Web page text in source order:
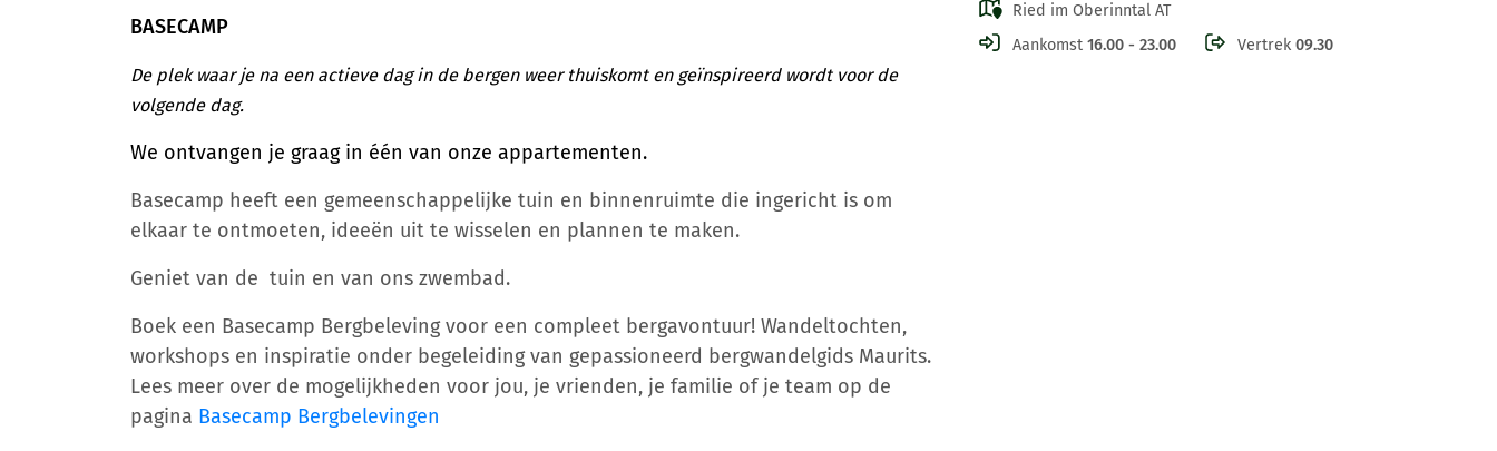
BASECAMP
De plek waar je na een actieve dag in de bergen weer thuiskomt en geïnspireerd wordt voor de
volgende dag.
We ontvangen je graag in één van onze appartementen.
Basecamp heeft een gemeenschappelijke tuin en binnenruimte die ingericht is om
elkaar te ontmoeten, ideeën uit te wisselen en plannen te maken.
Geniet van de tuin en van ons zwembad.
Boek een Basecamp Bergbeleving voor een compleet bergavontuur! Wandeltochten,
workshops en inspiratie onder begeleiding van gepassioneerd bergwandelgids Maurits.
Lees meer over de mogelijkheden voor jou, je vrienden, je familie of je team op de
pagina Basecamp Bergbelevingen
Ried im Oberinntal AT
Aankomst 16.00 - 23.00 Vertrek 09.30